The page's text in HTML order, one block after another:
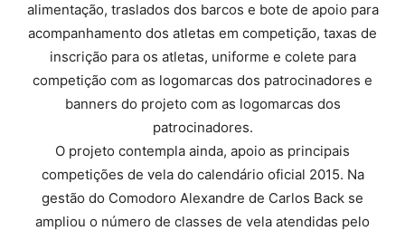
alimentação, traslados dos barcos e bote de apoio para
acompanhamento dos atletas em competição, taxas de
inscrição para os atletas, uniforme e colete para
competição com as logomarcas dos patrocinadores e
banners do projeto com as logomarcas dos
patrocinadores.
O projeto contempla ainda, apoio as principais
competições de vela do calendário oficial 2015. Na
gestão do Comodoro Alexandre de Carlos Back se
ampliou o número de classes de vela atendidas pelo